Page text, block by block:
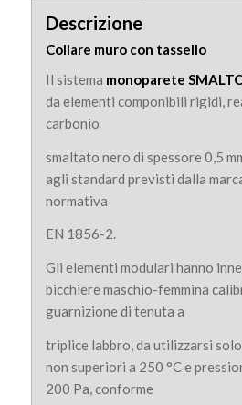
Descrizione
Collare muro con tassello
Il sistema monoparete
da elementi componibili rigidi,
carbonio
smaltato nero di spessore 0,5
agli standard previsti dalla
normativa
EN 1856-2.
Gli elementi modulari hanno
bicchiere maschio-femmina
guarnizione di tenuta a
triplice labbro, da utilizzarsi
non superiori a 250 °C e
200 Pa, conforme